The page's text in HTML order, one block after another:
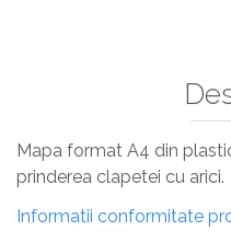
Mapa format A4 din
prinderea clapetei cu arici.
Informatii conformitate